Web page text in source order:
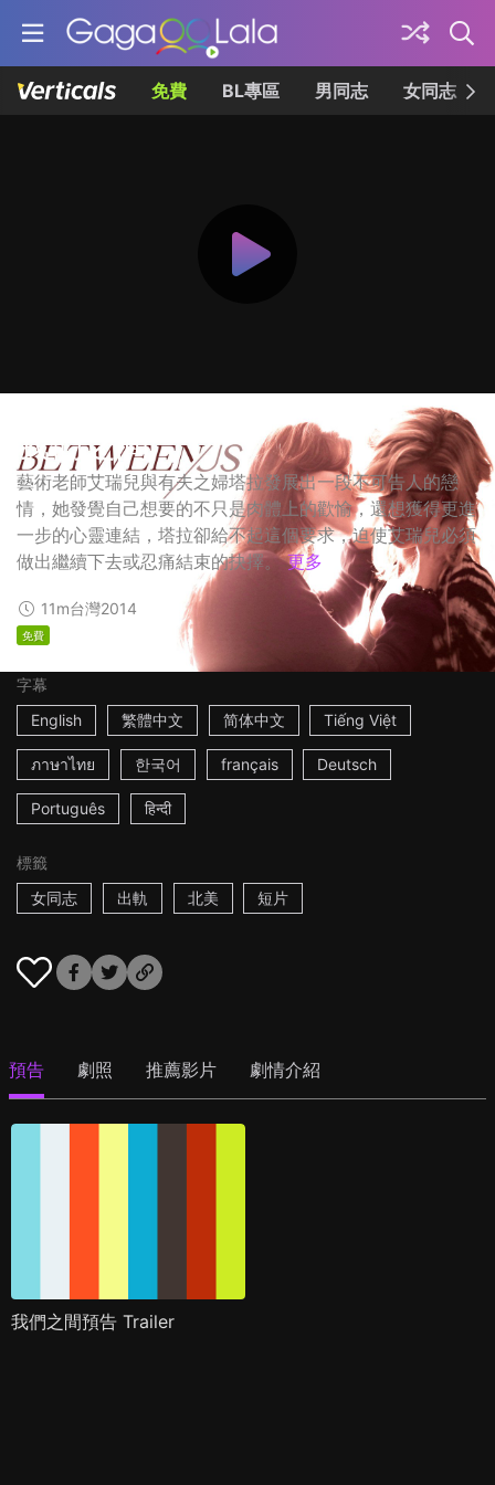
免費 BL專區 男同志 女同志
我們之間
藝術老師艾瑞兒與有夫之婦塔拉發展出一段不可告人的戀
情，她發覺自己想要的不只是肉體上的歡愉，還想獲得更進
一步的心靈連結，塔拉卻給不起這個要求，迫使艾瑞兒必須
做出繼續下去或忍痛結束的抉擇。 更多
11m台灣2014
免費
字幕
English
繁體中文 简体中文 Tiếng Việt
ภาษาไทย 한국어 français Deutsch
Português हिन्दी
標籤
女同志
出軌 北美 短片
預告 劇照 推薦影片 劇情介紹
我們之間預告 Trailer